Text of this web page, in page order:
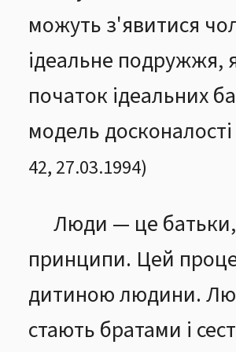
можуть з'явитися
ідеальне подружжя,
початок ідеальних
модель
42, 27.03.1994)
Люди — це батьки,
принципи. Цей
дитиною людини.
стають братами і